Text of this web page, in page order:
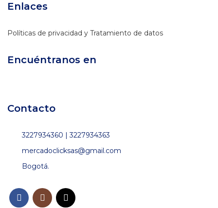
Enlaces
Políticas de privacidad y Tratamiento de datos
Encuéntranos en
Contacto
3227934360 | 3227934363
mercadoclicksas@gmail.com
Bogotá.